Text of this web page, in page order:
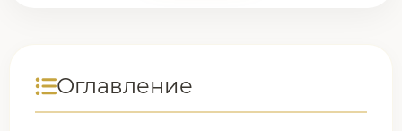
Оглавление